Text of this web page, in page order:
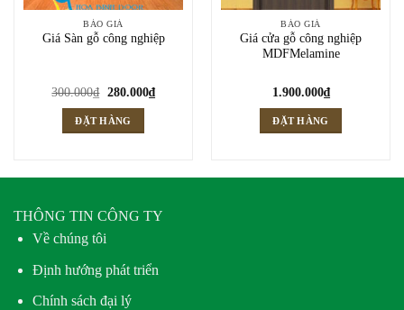
BÁO GIÁ
Giá Sàn gỗ công nghiệp
300.000₫ Giá
là:
300.000₫.
280.000₫Giá
ĐẶT HÀNG
BÁO GIÁ
Giá cửa gỗ công nghiệp
MDFMelamine
1.900.000₫
ĐẶT HÀNG
THÔNG TIN CÔNG TY
Về chúng tôi
Định hướng phát triển
Chính sách đại lý